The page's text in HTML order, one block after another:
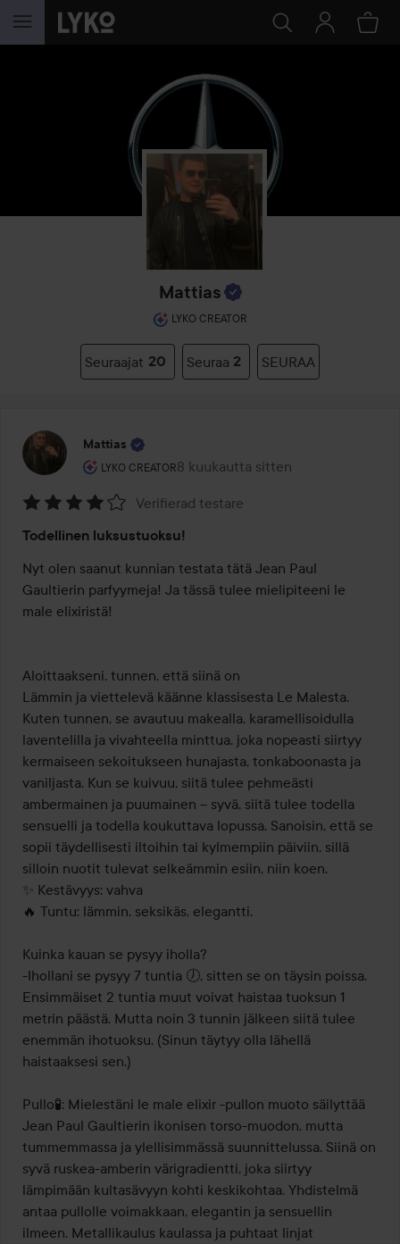
SIIRTYÄ JHK SISÄLTÖÖN
Mattias
LYKO CREATOR
Seuraajat 20 Seuraa 2 SEURAA
Mattias
LYKO CREATOR
Käyttäjän rooli: Lyko Creator.
8 kuukautta sitten
Viesti luotiin 8 kuukautta sitten
4
/
5
Verifierad testare
Todellinen luksustuoksu!
Nyt olen saanut kunnian testata tätä Jean Paul
Gaultierin parfyymeja! Ja tässä tulee mielipiteeni le
male elixiristä!
Aloittaakseni, tunnen, että siinä on
Lämmin ja viettelevä käänne klassisesta Le Malesta.
Kuten tunnen, se avautuu makealla, karamellisoidulla
laventelilla ja vivahteella minttua, joka nopeasti siirtyy
kermaiseen sekoitukseen hunajasta, tonkaboonasta ja
vaniljasta. Kun se kuivuu, siitä tulee pehmeästi
ambermainen ja puumainen – syvä, siitä tulee todella
sensuelli ja todella koukuttava lopussa. Sanoisin, että se
sopii täydellisesti iltoihin tai kylmempiin päiviin, sillä
silloin nuotit tulevat selkeämmin esiin, niin koen.
✨ Kestävyys: vahva
🔥 Tuntu: lämmin, seksikäs, elegantti.
Kuinka kauan se pysyy iholla?
-Ihollani se pysyy 7 tuntia 🕖, sitten se on täysin poissa.
Ensimmäiset 2 tuntia muut voivat haistaa tuoksun 1
metrin päästä. Mutta noin 3 tunnin jälkeen siitä tulee
enemmän ihotuoksu. (Sinun täytyy olla lähellä
haistaaksesi sen.)
Pullo🧪: Mielestäni le male elixir -pullon muoto säilyttää
Jean Paul Gaultierin ikonisen torso-muodon, mutta
tummemmassa ja ylellisimmässä suunnittelussa. Siinä on
syvä ruskea-amberin värigradientti, joka siirtyy
lämpimään kultasävyyn kohti keskikohtaa. Yhdistelmä
antaa pullolle voimakkaan, elegantin ja sensuellin
ilmeen. Metallikaulus kaulassa ja puhtaat linjat